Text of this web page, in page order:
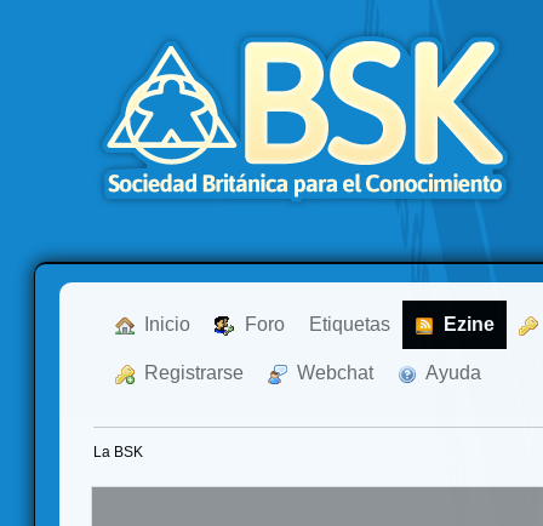
Inicio Foro Etiquetas Ezine
Registrarse Webchat Ayuda
La BSK